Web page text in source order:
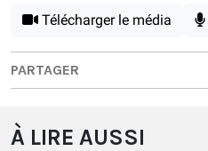
Télécharger le média
PARTAGER
À LIRE AUSSI